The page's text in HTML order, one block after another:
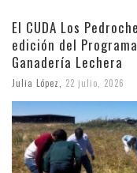
El CUDA Los
edición del
Ganadería Lechera
Julia López 22 julio, 2026